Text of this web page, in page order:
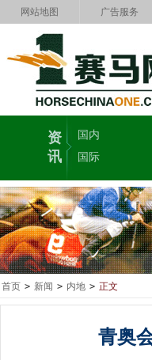
网站地图 广告服务
资
讯
国内
国际
首页 > 新闻 > 内地 > 正文
青奥